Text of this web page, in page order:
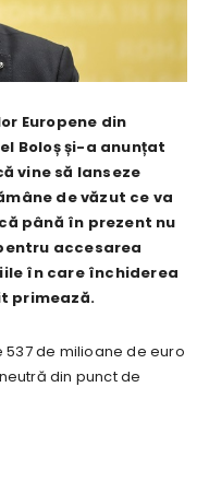
Europene din
Boloș și-a anunțat
vine să lanseze
de văzut ce va
până în prezent nu
accesarea
în care închiderea
primează.
537 de milioane de euro
din punct de